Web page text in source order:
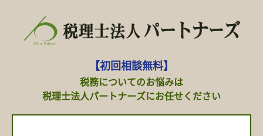
【初回相談無料】
税務についてのお悩みは
税理士法人パートナーズにお任せください